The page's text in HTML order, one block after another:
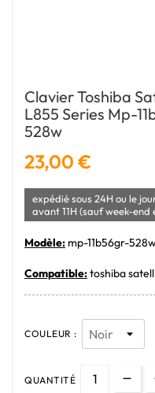
Clavier Toshiba
L855 Series Mp-
528w
23,00 €
expédié sous 24H ou le
avant 11H (sauf week-end
Modèle: mp-11b56gr-
Compatible:toshiba
COULEUR :
QUANTITÉ